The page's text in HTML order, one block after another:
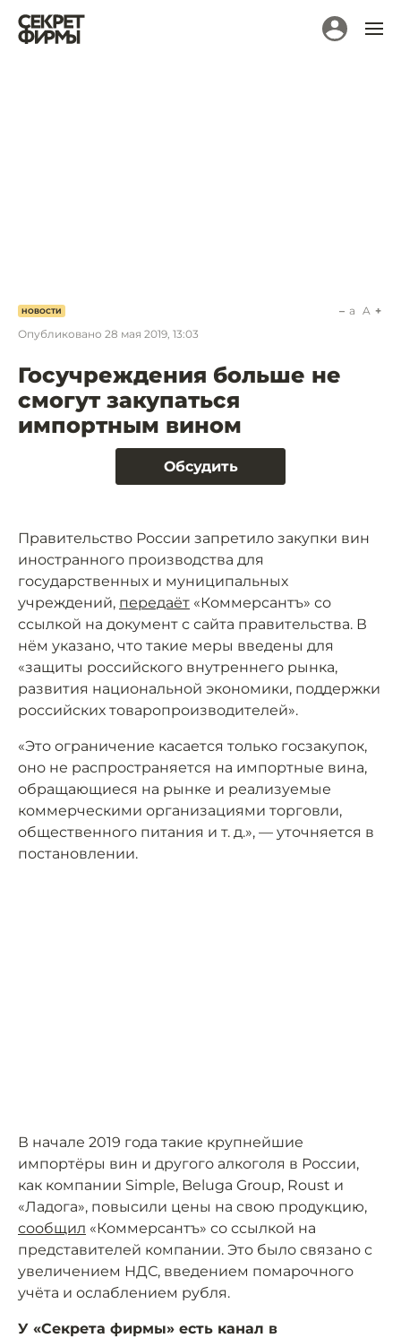
НОВОСТИ
Опубликовано 28 мая 2019, 13:03
a A
Госучреждения больше не
смогут закупаться
импортным вином
Обсудить
Правительство России запретило закупки вин
иностранного производства для
государственных и муниципальных
учреждений, передаёт «Коммерсантъ» со
ссылкой на документ с сайта правительства. В
нём указано, что такие меры введены для
«защиты российского внутреннего рынка,
развития национальной экономики, поддержки
российских товаропроизводителей».
«Это ограничение касается только госзакупок,
оно не распространяется на импортные вина,
обращающиеся на рынке и реализуемые
коммерческими организациями торговли,
общественного питания и т. д.», — уточняется в
постановлении.
В начале 2019 года такие крупнейшие
импортёры вин и другого алкоголя в России,
как компании Simple, Beluga Group, Roust и
«Ладога», повысили цены на свою продукцию,
сообщил «Коммерсантъ» со ссылкой на
представителей компании. Это было связано с
увеличением НДС, введением помарочного
учёта и ослаблением рубля.
У «Секрета фирмы» есть канал в